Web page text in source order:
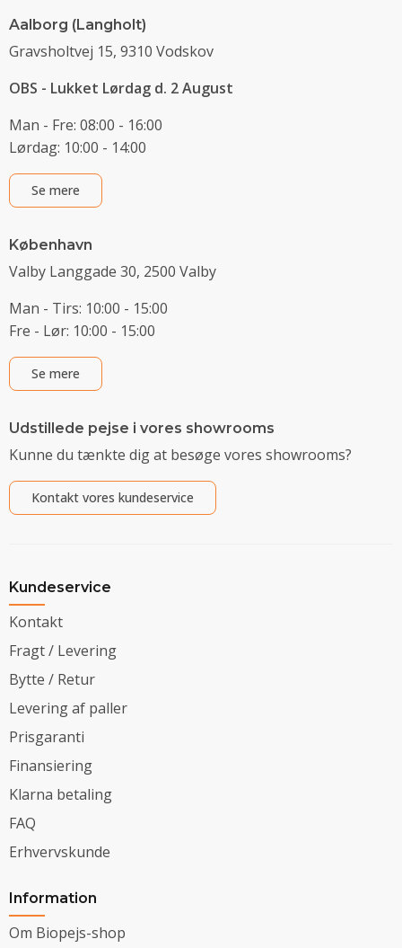
Aalborg (Langholt)
Gravsholtvej 15, 9310 Vodskov
OBS - Lukket Lørdag d. 2 August
Man - Fre: 08:00 - 16:00
Lørdag: 10:00 - 14:00
Se mere
København
Valby Langgade 30, 2500 Valby
Man - Tirs: 10:00 - 15:00
Fre - Lør: 10:00 - 15:00
Se mere
Udstillede pejse i vores showrooms
Kunne du tænkte dig at besøge vores showrooms?
Kontakt vores kundeservice
Kundeservice
Kontakt
Fragt / Levering
Bytte / Retur
Levering af paller
Prisgaranti
Finansiering
Klarna betaling
FAQ
Erhvervskunde
Information
Om Biopejs-shop